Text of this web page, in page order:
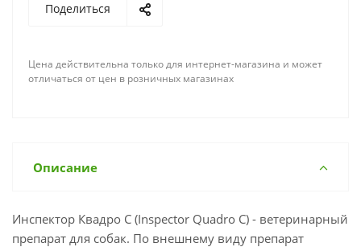
Поделиться
Цена действительна только для интернет-магазина и может
отличаться от цен в розничных магазинах
Описание
Инспектор Квадро С (Inspector Quadro С) - ветеринарный
препарат для собак. По внешнему виду препарат